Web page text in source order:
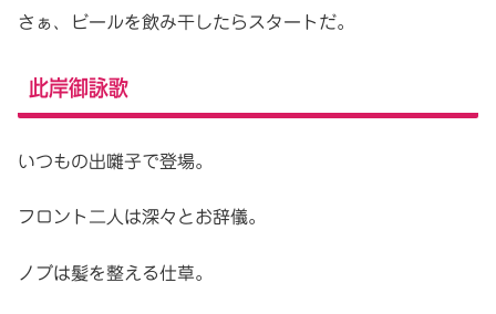
さぁ、ビールを飲み干したらスタートだ。
此岸御詠歌
いつもの出囃子で登場。
フロント二人は深々とお辞儀。
ノブは髪を整える仕草。